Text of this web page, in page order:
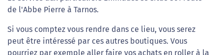
de l'Abbe Pierre à Tarnos.
Si vous comptez vous rendre dans ce lieu, vous serez
peut être intéressé par ces autres boutiques. Vous
pourriez par exemple aller faire vos achats en roller à la